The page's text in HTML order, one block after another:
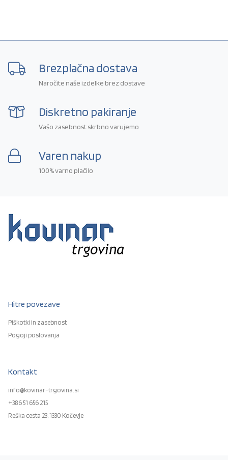
Brezplačna dostava
Naročite naše izdelke brez dostave
Diskretno pakiranje
Vašo zasebnost skrbno varujemo
Varen nakup
100% varno plačilo
Hitre povezave
Piškotki in zasebnost
Pogoji poslovanja
Kontakt
info@kovinar-trgovina.si
+386 51 656 215
Reška cesta 23, 1330 Kočevje